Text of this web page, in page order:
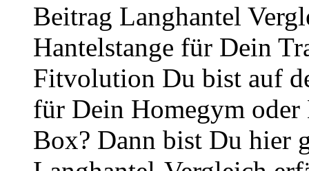
Beitrag Langhantel
Hantelstange für Dein
Fitvolution Du bist auf
für Dein Homegym
Box? Dann bist Du hier